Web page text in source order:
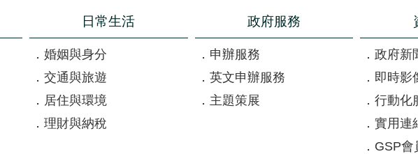
日常生活
婚姻與身分
交通與旅遊
居住與環境
理財與納稅
政府服務
申辦服務
英文申辦服務
主題策展
政府新
即時影
行動化
實用連
GSP會